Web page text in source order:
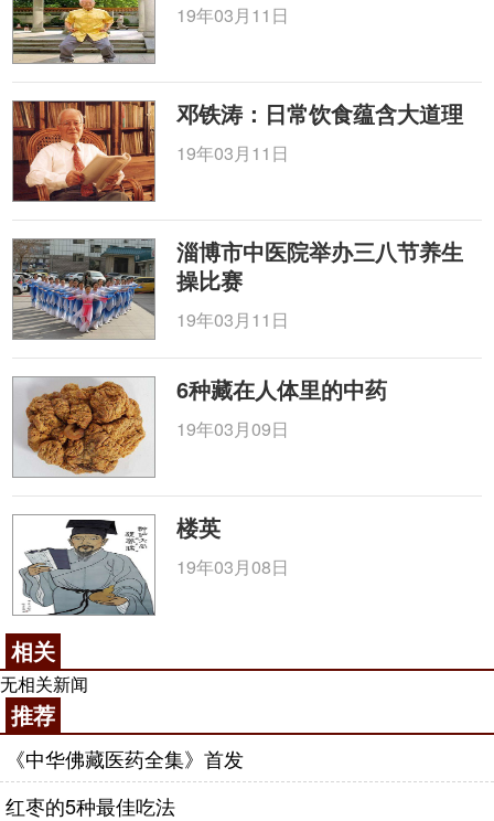
19年03月11日
邓铁涛：日常饮食蕴含大道理
19年03月11日
淄博市中医院举办三八节养生
操比赛
19年03月11日
6种藏在人体里的中药
19年03月09日
楼英
19年03月08日
相关
无相关新闻
推荐
《中华佛藏医药全集》首发
红枣的5种最佳吃法